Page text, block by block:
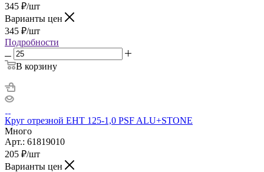
345 ₽/шт
Варианты цен
345 ₽/шт
Подробности
В корзину
Круг отрезной ЕНТ 125-1,0 PSF ALU+STONE
Много
Арт.: 61819010
205 ₽/шт
Варианты цен